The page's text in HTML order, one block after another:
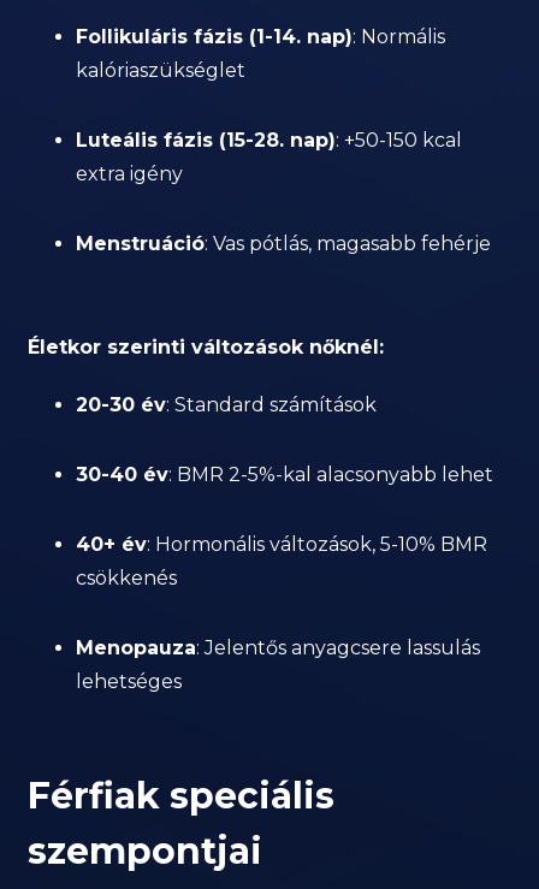
Follikuláris fázis (1-14. nap): Normális
kalóriaszükséglet
Luteális fázis (15-28. nap): +50-150 kcal
extra igény
Menstruáció: Vas pótlás, magasabb fehérje
Életkor szerinti változások nőknél:
20-30 év: Standard számítások
30-40 év: BMR 2-5%-kal alacsonyabb lehet
40+ év: Hormonális változások, 5-10% BMR
csökkenés
Menopauza: Jelentős anyagcsere lassulás
lehetséges
Férfiak speciális
szempontjai